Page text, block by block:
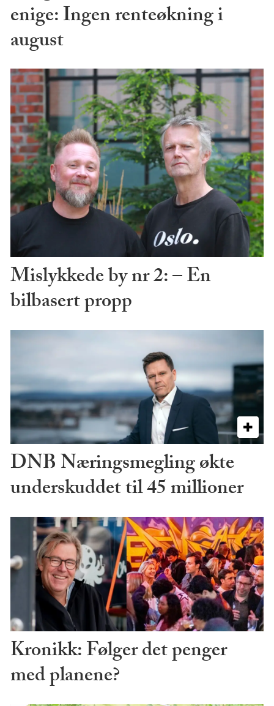
enige: Ingen renteøkning i
august
Mislykkede by nr 2: – En
bilbasert propp
DNB Næringsmegling økte
underskuddet til 45 millioner
Kronikk: Følger det penger
med planene?